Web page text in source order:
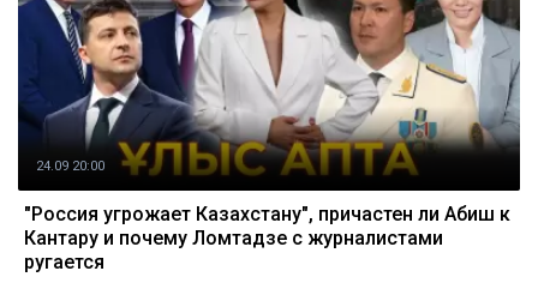
24.09 20:00
"Россия угрожает Казахстану", причастен ли Абиш к
Кантару и почему Ломтадзе с журналистами
ругается